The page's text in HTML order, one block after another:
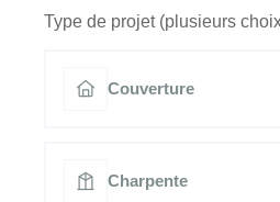
Type de projet (plusieurs
Couverture
Charpente